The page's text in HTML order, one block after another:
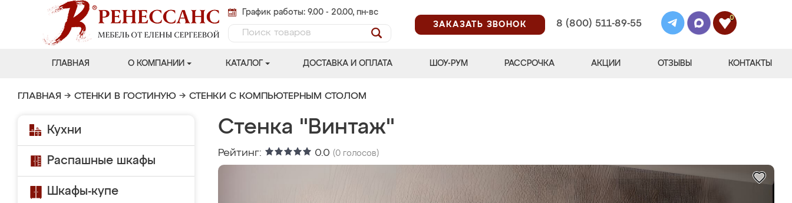
График работы: 9.00 - 20.00, пн-вс
ЗАКАЗАТЬ ЗВОНОК
8 (800) 511-89-55
0
ГЛАВНАЯ О КОМПАНИИ КАТАЛОГ ДОСТАВКА И ОПЛАТА ШОУ-РУМ РАССРОЧКА АКЦИИ ОТЗЫВЫ КОНТАКТЫ
ГЛАВНАЯ → СТЕНКИ В ГОСТИНУЮ → СТЕНКИ С КОМПЬЮТЕРНЫМ СТОЛОМ
Кухни
Распашные шкафы
Шкафы-купе
Стенка "Винтаж"
Рейтинг: 0.0 (0 голосов)